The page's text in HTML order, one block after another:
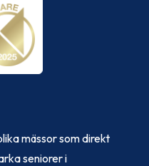
mässor som direkt
seniorer i